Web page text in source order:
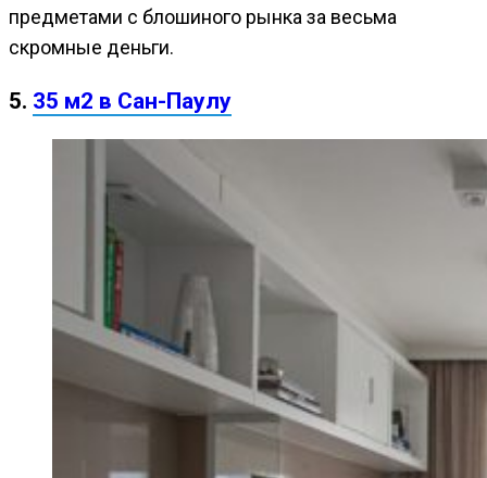
предметами с блошиного рынка за весьма
скромные деньги.
5. 35 м2 в Сан-Паулу